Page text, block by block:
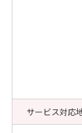
サービス対応